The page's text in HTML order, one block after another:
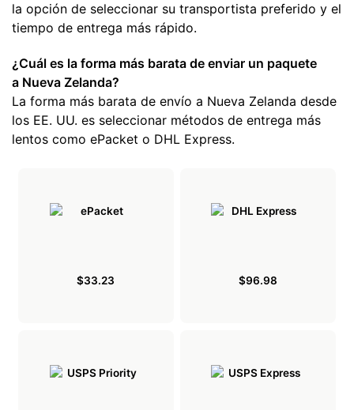
la opción de seleccionar su transportista preferido y el
tiempo de entrega más rápido.
¿Cuál es la forma más barata de enviar un paquete
a Nueva Zelanda?
La forma más barata de envío a Nueva Zelanda desde
los EE. UU. es seleccionar métodos de entrega más
lentos como ePacket o DHL Express.
$33.23 $96.98